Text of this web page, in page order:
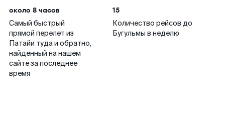
около 8 часов
Самый быстрый
прямой перелет из
Патайи туда и обратно,
найденный на нашем
сайте за последнее
время
15
Количество рейсов до
Бугульмы в неделю